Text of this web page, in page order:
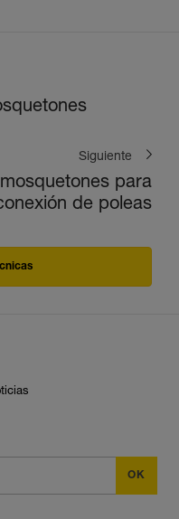
Siguiente
para
de poleas